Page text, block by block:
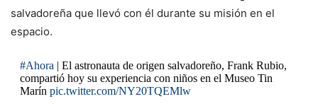
salvadoreña que llevó con él durante su misión en el
espacio.
#Ahora | El astronauta de origen salvadoreño, Frank Rubio,
compartió hoy su experiencia con niños en el Museo Tin
Marín pic.twitter.com/NY20TQEMlw